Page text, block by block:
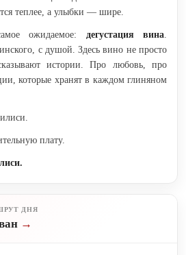
теплее, а улыбки — шире.
ожидаемое: дегустация вина
с душой. Здесь вино не просто
истории. Про любовь, про
которые хранят в каждом глиняном
плату.
ДНЯ